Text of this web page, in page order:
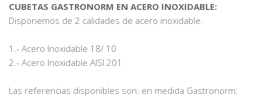
CUBETAS GASTRONORM EN ACERO INOXIDABLE:
Disponemos de 2 calidades de acero inoxidable.
1.- Acero Inoxidable 18/ 10
2.- Acero Inoxidable AISI 201
Las referencias disponibles son: en medida Gastronorm: